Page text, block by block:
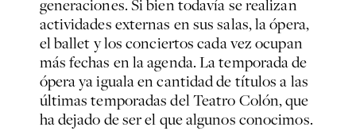
generaciones. Si bien todavía se realizan
actividades externas en sus salas, la ópera,
el ballet y los conciertos cada vez ocupan
más fechas en la agenda. La temporada de
ópera ya iguala en cantidad de títulos a las
últimas temporadas del Teatro Colón, que
ha dejado de ser el que algunos conocimos.